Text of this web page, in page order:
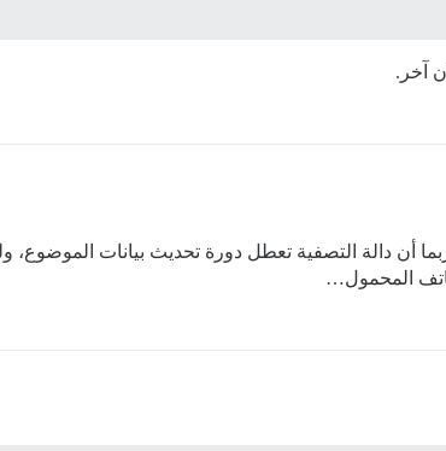
آخر.
أن دالة التصفية تعطل دورة تحديث بيانات
المحمول…